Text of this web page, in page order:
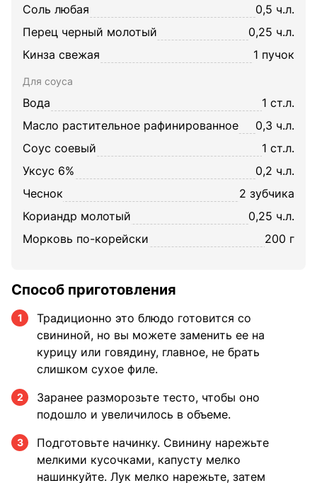
соль любая
0,5 ч.л.
перец черный молотый
0,25 ч.л.
кинза свежая
1 пучок
Для соуса
вода
1 ст.л.
масло растительное рафинированное
0,3 ч.л.
соус соевый
1 ст.л.
уксус 6%
0,2 ч.л.
чеснок
2 зубчика
кориандр молотый
0,25 ч.л.
морковь по-корейски
200 г
Способ приготовления
1
Традиционно это блюдо готовится со
свининой, но вы можете заменить ее на
курицу или говядину, главное, не брать
слишком сухое филе.
2
Заранее разморозьте тесто, чтобы оно
подошло и увеличилось в объеме.
3
Подготовьте начинку. Свинину нарежьте
мелкими кусочками, капусту мелко
нашинкуйте. Лук мелко нарежьте, затем